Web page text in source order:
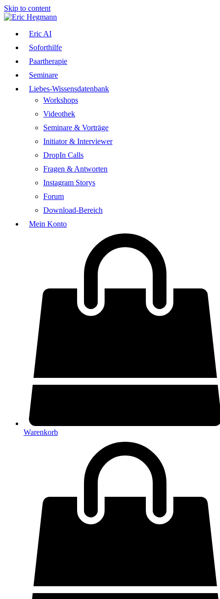
Skip to content
Eric AI
Soforthilfe
Paartherapie
Seminare
Liebes-Wissensdatenbank
Workshops
Videothek
Seminare & Vorträge
Initiator & Interviewer
DropIn Calls
Fragen & Antworten
Instagram Storys
Forum
Download-Bereich
Mein Konto
Warenkorb